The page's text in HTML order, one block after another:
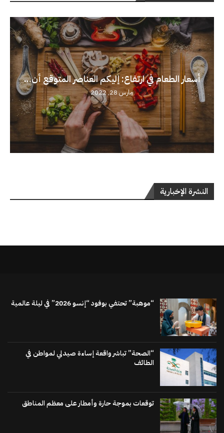
أسعار الطعام في ارتفاع: إليكم العناصر المتوقع أن...
مارس 28, 2022
النشرة الإخبارية
“موهبة” تحتفي بوفود “إنسو 2026” في ليلة عالمية
“الصحة” تباشر واقعة إساءة صيدلي لمواطن في
الطائف
توقعات بموجة حارة وأمطار على معظم المناطق